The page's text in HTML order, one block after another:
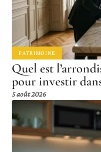
PATRIMOINE
Quel est
pour investir
5 août 2026